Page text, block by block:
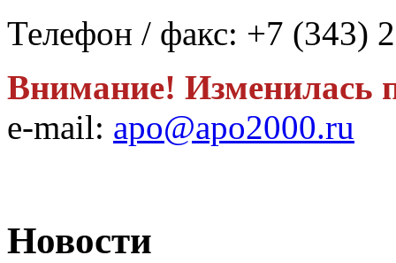
Телефон / факс: +7 (343)
Внимание! Изменилась
e-mail: apo@apo2000.ru
Новости